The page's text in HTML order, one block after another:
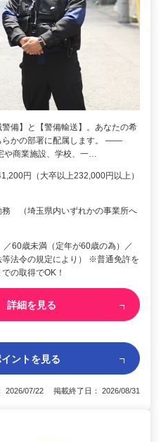
備】と【警備輸送】。あなたの希
らかの部署に配属します。 ――
や商業施設、学校、一…
円（大卒以上232,000円以上）
務 （埼玉県内いずれかの事業所へ
／60歳未満（定年が60歳の為）／
法令の規定により） ※普通免許を
の取得でOK！
詳細を見る
ントを見る
2026/07/22 掲載終了日： 2026/08/31